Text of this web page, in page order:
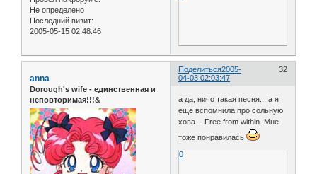
Не определено
Последний визит:
2005-05-15 02:48:46
Поделиться 32
2005-
04-03 02:03:47
anna
Dorough's wife - единственная и
неповторимая!!!&
а да, ничо такая песня... а я
еще вспомнила про сольную
хова - Free from within. Мне
тоже понравилась
0